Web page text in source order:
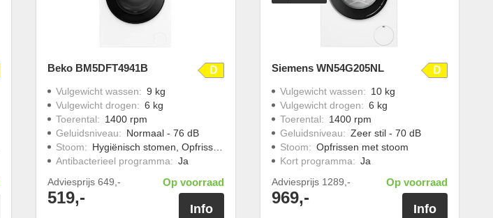
Beko BM5DFT4941B D
Vulgewicht wassen: 9 kg
Vulgewicht drogen: 6 kg
Toerental: 1400 rpm
Geluidsniveau: Normaal - 76 dB
Stoom: Hygiënisch stomen, Opfrissen met stoom, Strijkwerk verminderen
Antibacterieel programma: Ja
Adviesprijs 649,-
519,-
Op voorraad
Info
Siemens WN54G205NL D
Vulgewicht wassen: 10 kg
Vulgewicht drogen: 6 kg
Toerental: 1400 rpm
Geluidsniveau: Zeer stil - 70 dB
Stoom: Opfrissen met stoom
Kort programma: Ja
Adviesprijs 1289,-
969,-
Op voorraad
Info